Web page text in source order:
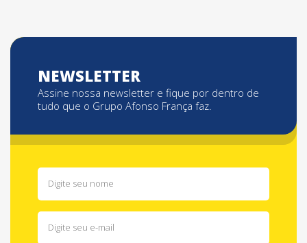
NEWSLETTER
Assine nossa newsletter e fique por dentro de
tudo que o Grupo Afonso França faz.